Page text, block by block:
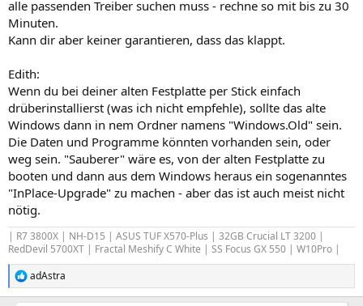
alle passenden Treiber suchen muss - rechne so mit bis zu 30
Minuten.
Kann dir aber keiner garantieren, dass das klappt.
Edith:
Wenn du bei deiner alten Festplatte per Stick einfach
drüberinstallierst (was ich nicht empfehle), sollte das alte
Windows dann in nem Ordner namens "Windows.Old" sein.
Die Daten und Programme könnten vorhanden sein, oder
weg sein. "Sauberer" wäre es, von der alten Festplatte zu
booten und dann aus dem Windows heraus ein sogenanntes
"InPlace-Upgrade" zu machen - aber das ist auch meist nicht
nötig.
| R7 3800X | NH-D15 | ASUS TUF X570-Plus | 32GB Crucial LT 3200 |
RedDevil 5700XT | Fractal Meshify C White | SS Focus GX 550 | W10Pro |
R
e
adAstra